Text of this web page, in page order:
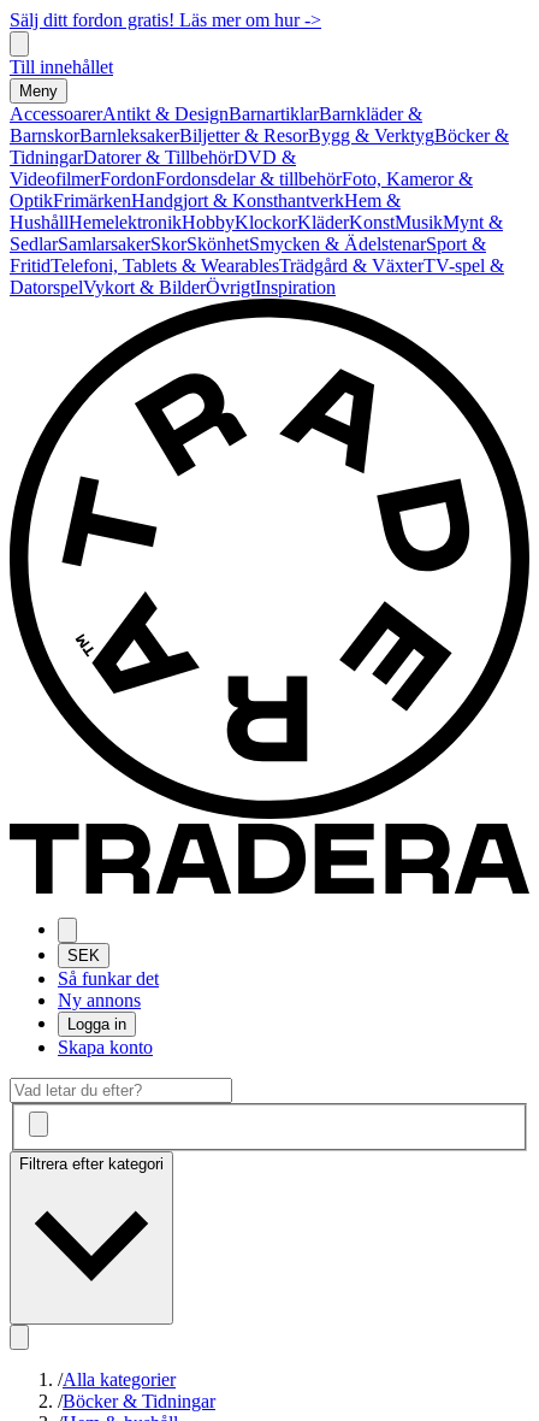
Sälj ditt fordon gratis! Läs mer om hur ->
Till innehållet
Meny
AccessoarerAntikt & DesignBarnartiklarBarnkläder &
BarnskorBarnleksakerBiljetter & ResorBygg & VerktygBöcker &
TidningarDatorer & TillbehörDVD &
VideofilmerFordonFordonsdelar & tillbehörFoto, Kameror &
OptikFrimärkenHandgjort & KonsthantverkHem &
HushållHemelektronikHobbyKlockorKläderKonstMusikMynt &
SedlarSamlarsakerSkorSkönhetSmycken & ÄdelstenarSport &
FritidTelefoni, Tablets & WearablesTrädgård & VäxterTV-spel &
DatorspelVykort & BilderÖvrigtInspiration
SEK
Så funkar det
Ny annons
Logga in
Skapa konto
Filtrera efter kategori
/Alla kategorier
/Böcker & Tidningar